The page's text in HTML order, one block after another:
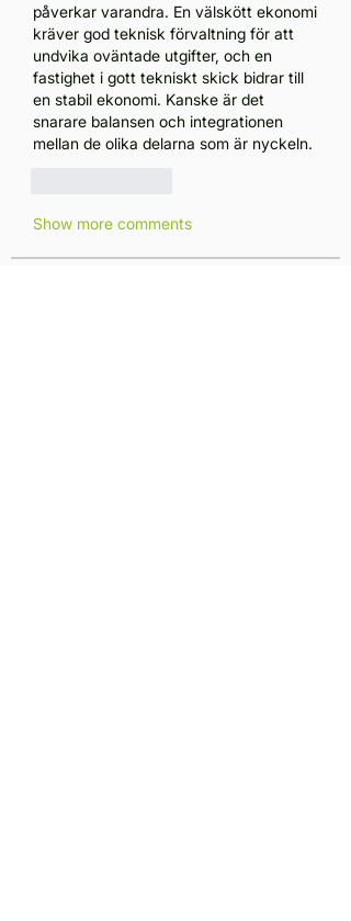
påverkar varandra. En välskött ekonomi
kräver god teknisk förvaltning för att
undvika oväntade utgifter, och en
fastighet i gott tekniskt skick bidrar till
en stabil ekonomi. Kanske är det
snarare balansen och integrationen
mellan de olika delarna som är nyckeln.
Show more comments